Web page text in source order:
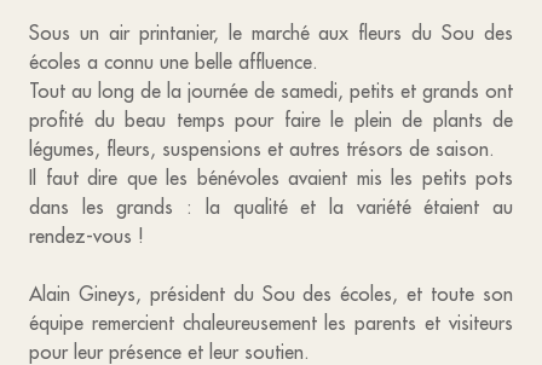
Sous un air printanier, le marché aux fleurs du Sou des
écoles a connu une belle affluence.
Tout au long de la journée de samedi, petits et grands ont
profité du beau temps pour faire le plein de plants de
légumes, fleurs, suspensions et autres trésors de saison.
Il faut dire que les bénévoles avaient mis les petits pots
dans les grands : la qualité et la variété étaient au
rendez-vous !
Alain Gineys, président du Sou des écoles, et toute son
équipe remercient chaleureusement les parents et visiteurs
pour leur présence et leur soutien.